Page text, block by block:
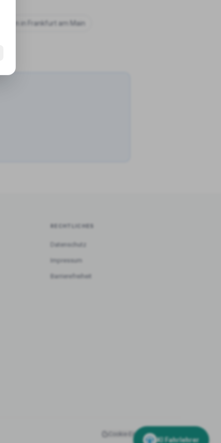
in Frankfurt am Main
RECHTLICHES
Datenschutz
Impressum
Barrierefreiheit
Cookie-Einstellungen
KI Fahrlehrer